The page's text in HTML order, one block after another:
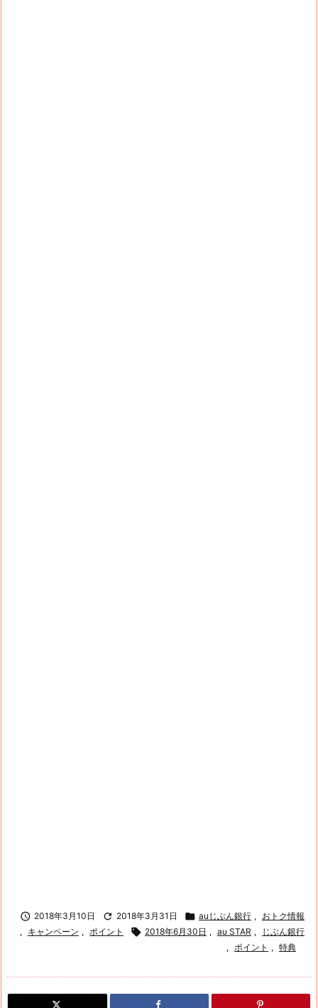
 2018年3月10日  2018年3月31日  auじぶん銀行 ,
おトク情報
,
キャンペーン , ポイント  2018年6月30日 , au STAR ,
じぶん銀行
,
ポイント , 特典